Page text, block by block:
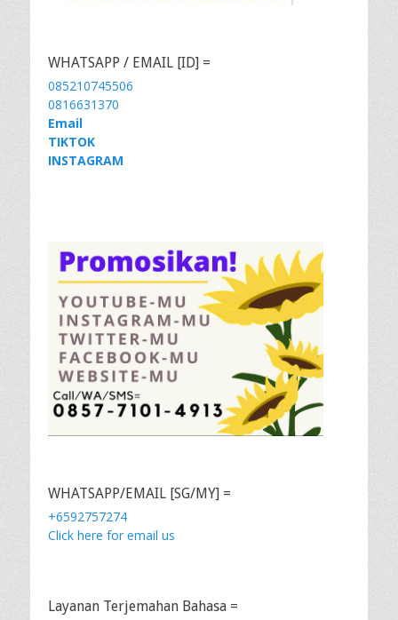
WHATSAPP / EMAIL [ID] =
085210745506
0816631370
Email
TIKTOK
INSTAGRAM
WHATSAPP/EMAIL [SG/MY] =
+6592757274
Click here for email us
Layanan Terjemahan Bahasa =